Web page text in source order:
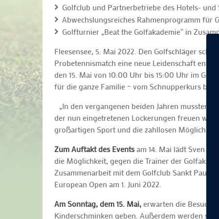
Golfclub und Partnerbetriebe des Hotels-
Abwechslungsreiches Rahmenprogramm für
Golfturnier „Beat the Golfakademie“ in
Fleesensee, 5. Mai 2022. Den Golfschläger
Probetennismatch eine neue Leidenschaft
den 15. Mai von 10:00 Uhr bis 15:00 Uhr im
für die ganze Familie – vom Schnupperkurs bis
„In den vergangenen beiden Jahren mussten
der nun eingetretenen Lockerungen freuen wir
großartigen Sport und die zahllosen
Zum Auftakt des Eventsam 14. Mai lädt Sven
die Möglichkeit, gegen die Trainer der
Zusammenarbeit mit dem Golfclub Sankt Pauli
European Open am 1. Juni 2022.
Am Sonntag, dem 15. Mai, erwarten die
Kinderschminken geben. Außerdem werden